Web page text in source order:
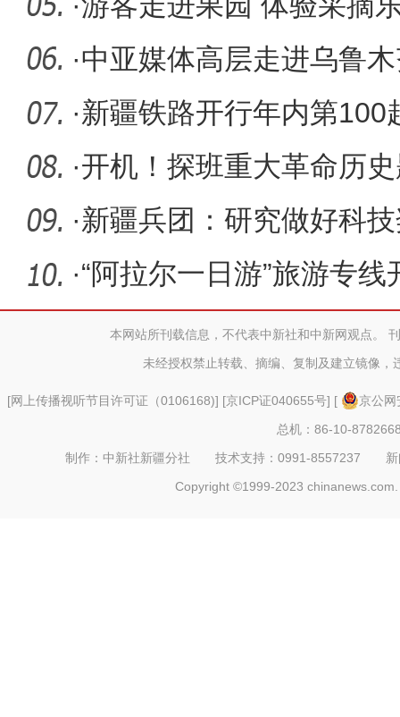
·中亚媒体高层走进乌鲁
受中国国
·新疆铁路开行年内第100
·开机！探班重大革命历
子张仲瀚
·新疆兵团：研究做好科
务等工作
·“阿拉尔一日游”旅游专线
本网站所刊载信息，不代表中新社和中新网观点。
未经授权禁止转载、摘编、复制及建立镜像，
[网上传播视听节目许可证（0106168)] [京ICP证040655号] [
京公
总机：86-10-
制作：中新社新疆分社 技术支持：0991-8557237
Copyright ©1999-2023